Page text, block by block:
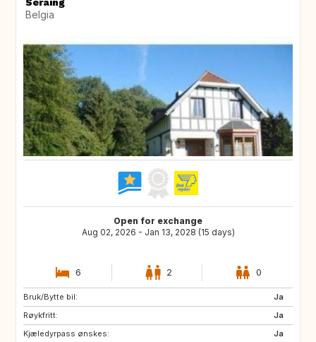
Belgia
Open for exchange
Aug 02, 2026 - Jan 13, 2028 (15 days)
6 2 0
Bruk/Bytte bil:
Ja
Røykfritt:
Ja
Kjæledyrpass ønskes:
Ja
SI
Greece
BE